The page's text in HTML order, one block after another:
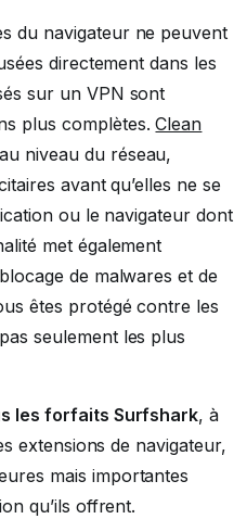
du navigateur ne peuvent
directement dans les
sur un VPN sont
plus complètes.Clean
niveau du réseau,
avant qu’elles ne se
ou le navigateur dont
met également
de malwares et de
êtes protégé contre les
seulement les plus
les forfaits Surfshark, à
extensions de navigateur,
mais importantes
qu’ils offrent.